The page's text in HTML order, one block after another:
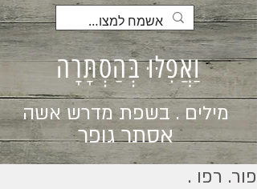
וַאֲפִלּוּ בְּהַסְתָּרָה
מילים . בשפת מדרש אשה
אסתר גופר
פור. רפו .